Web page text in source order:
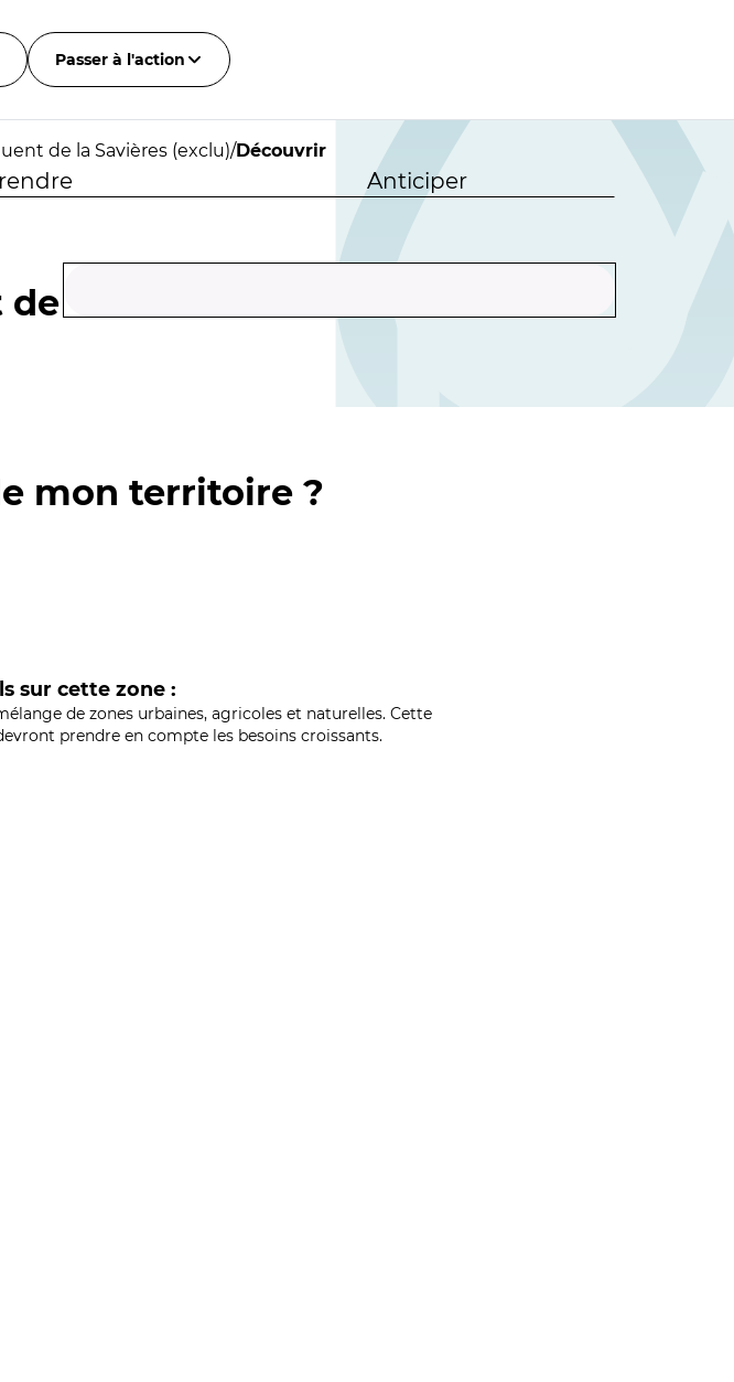
Passer à l'action
de la Savières (exclu)/Découvrir
Anticiper
de
mon territoire ?
sur cette zone :
de zones urbaines, agricoles et naturelles. Cette
prendre en compte les besoins croissants.